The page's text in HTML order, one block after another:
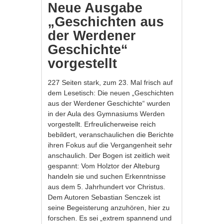
Neue Ausgabe
„Geschichten aus
der Werdener
Geschichte“
vorgestellt
227 Seiten stark, zum 23. Mal frisch auf
dem Lesetisch: Die neuen „Geschichten
aus der Werdener Geschichte“ wurden
in der Aula des Gymnasiums Werden
vorgestellt. Erfreulicherweise reich
bebildert, veranschaulichen die Berichte
ihren Fokus auf die Vergangenheit sehr
anschaulich. Der Bogen ist zeitlich weit
gespannt: Vom Holztor der Alteburg
handeln sie und suchen Erkenntnisse
aus dem 5. Jahrhundert vor Christus.
Dem Autoren Sebastian Senczek ist
seine Begeisterung anzuhören, hier zu
forschen. Es sei „extrem spannend und